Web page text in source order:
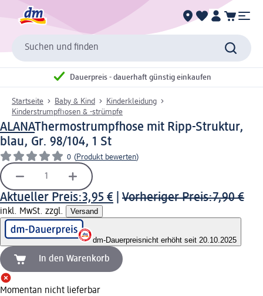
Suchen und finden
Dauerpreis - dauerhaft günstig einkaufen
Startseite Baby & Kind
Kinderkleidung
Kinderstrumpfhosen & -strümpfe
ALANAThermostrumpfhose mit Ripp-Struktur,
blau, Gr. 98/104, 1 St
0 (Produkt bewerten)
Aktueller Preis:3,95 € Vorheriger Preis:7,90 €
inkl. MwSt. zzgl. Versand
dm-Dauerpreisnicht erhöht seit 20.10.2025
In den Warenkorb
Momentan nicht lieferbar